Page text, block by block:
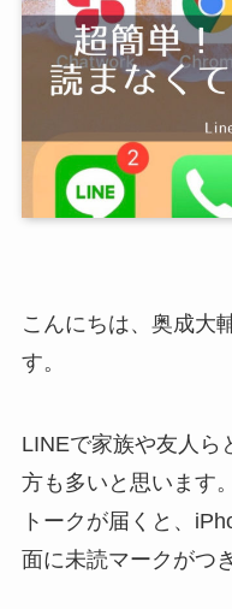
こんにちは、奥成大
す。
LINEで家族や友人ら
方も多いと思います。
トークが届くと、
面に未読マークがつ